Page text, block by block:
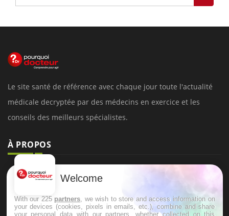
Le site santé de référence avec chaque jour toute l'actualité
médicale decryptée par des médecins en exercice et les
conseils des meilleurs spécialistes.
À PROPOS
Données personnelles et cookies
Conditions d'utilisation
Welcome
With our 225 partners , we wish to store and access information on
your devices (cookies, pixels in emails, etc.), combine and share
your personal data with our partners, whether collected on this